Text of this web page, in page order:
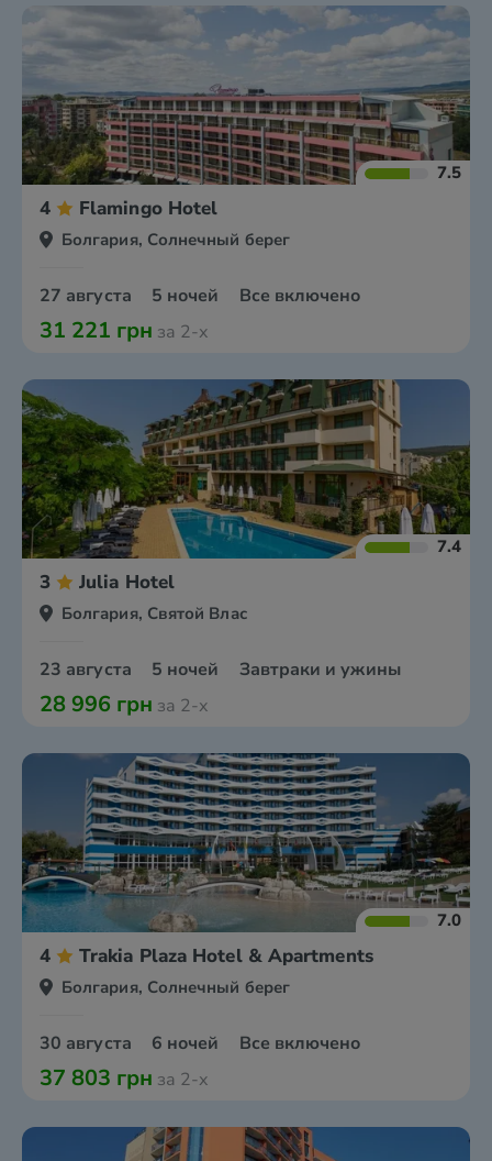
7.5
4 Flamingo Hotel
Болгария, Солнечный берег
27 августа 5 ночей Все включено
31 221 грн за 2-х
7.4
3 Julia Hotel
Болгария, Святой Влас
23 августа 5 ночей Завтраки и ужины
28 996 грн за 2-х
7.0
4 Trakia Plaza Hotel & Apartments
Болгария, Солнечный берег
30 августа 6 ночей Все включено
37 803 грн за 2-х